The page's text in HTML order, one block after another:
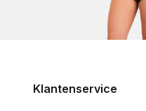
Klantenservice